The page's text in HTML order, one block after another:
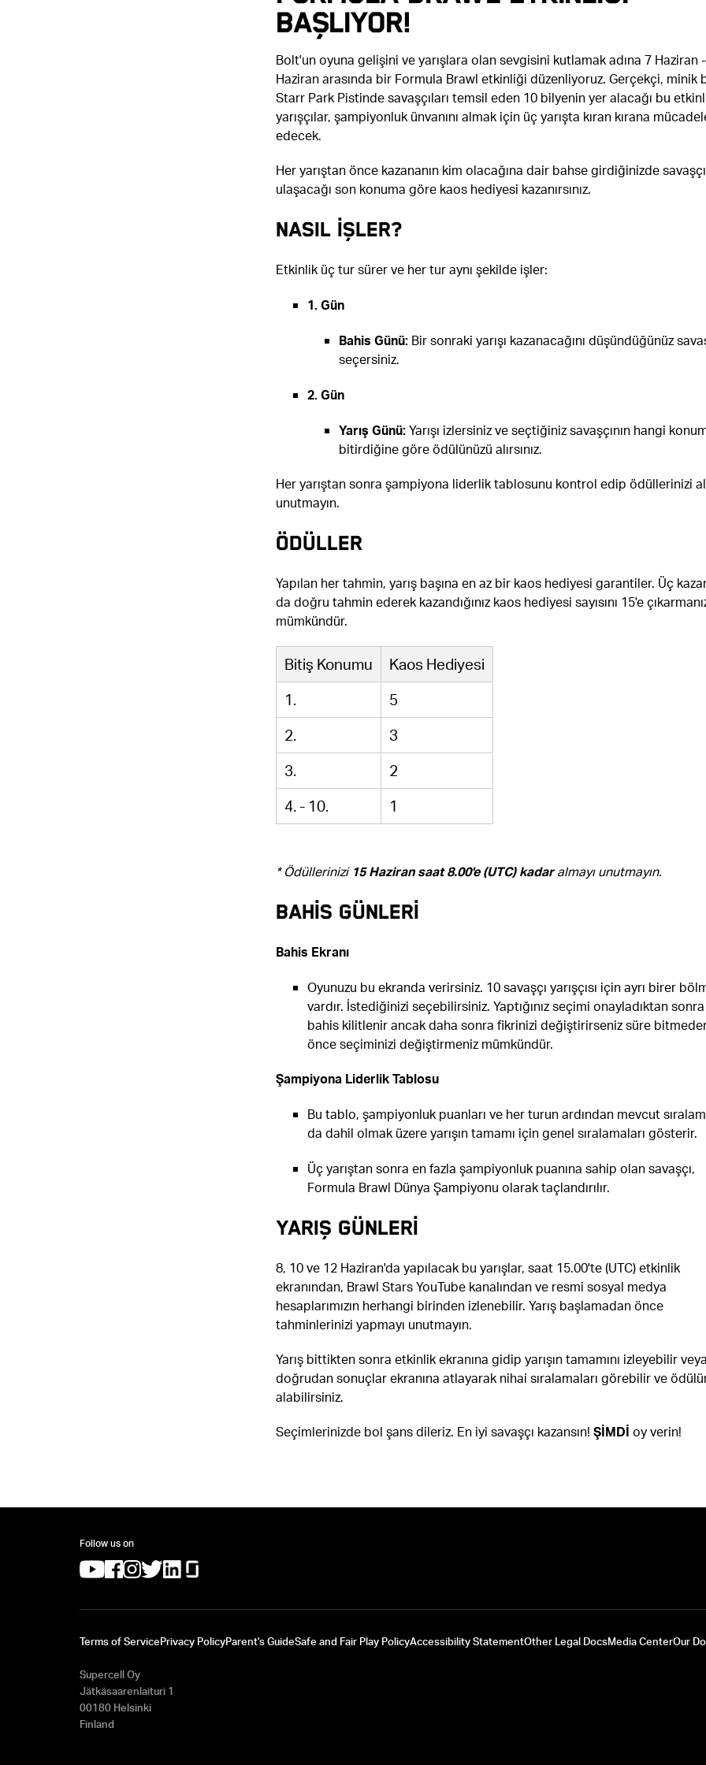
BAŞLIYOR!
Bolt'un oyuna gelişini ve yarışlara olan sevgisini kutlamak adına 7 Haziran
Haziran arasında bir Formula Brawl etkinliği düzenliyoruz. Gerçekçi, minik
Starr Park Pistinde savaşçıları temsil eden 10 bilyenin yer alacağı bu
yarışçılar, şampiyonluk ünvanını almak için üç yarışta kıran kırana
edecek.
Her yarıştan önce kazananın kim olacağına dair bahse girdiğinizde
ulaşacağı son konuma göre kaos hediyesi kazanırsınız.
NASIL İŞLER?
Etkinlik üç tur sürer ve her tur aynı şekilde işler:
1. Gün
Bahis Günü:Bir sonraki yarışı kazanacağını düşündüğünüz
seçersiniz.
2. Gün
Yarış Günü:Yarışı izlersiniz ve seçtiğiniz savaşçının hangi
bitirdiğine göre ödülünüzü alırsınız.
Her yarıştan sonra şampiyona liderlik tablosunu kontrol edip ödüllerinizi
unutmayın.
ÖDÜLLER
Yapılan her tahmin, yarış başına en az bir kaos hediyesi garantiler. Üç
da doğru tahmin ederek kazandığınız kaos hediyesi sayısını 15'e
mümkündür.
Bitiş Konumu
Kaos Hediyesi
1.
5
2.
3
3.
2
4. - 10.
1
* Ödüllerinizi 15 Haziran saat 8.00'e (UTC) kadar almayı unutmayın.
BAHİS GÜNLERİ
Bahis Ekranı
Oyunuzu bu ekranda verirsiniz. 10 savaşçı yarışçısı için ayrı birer
vardır. İstediğinizi seçebilirsiniz. Yaptığınız seçimi onayladıktan sonra
bahis kilitlenir ancak daha sonra fikrinizi değiştirirseniz süre
önce seçiminizi değiştirmeniz mümkündür.
Şampiyona Liderlik Tablosu
Bu tablo, şampiyonluk puanları ve her turun ardından mevcut
da dahil olmak üzere yarışın tamamı için genel sıralamaları gösterir.
Üç yarıştan sonra en fazla şampiyonluk puanına sahip olan savaşçı,
Formula Brawl Dünya Şampiyonu olarak taçlandırılır.
YARIŞ GÜNLERİ
8, 10 ve 12 Haziran'da yapılacak bu yarışlar, saat 15.00'te (UTC) etkinlik
ekranından, Brawl Stars YouTube kanalından ve resmi sosyal medya
hesaplarımızın herhangi birinden izlenebilir. Yarış başlamadan önce
tahminlerinizi yapmayı unutmayın.
Yarış bittikten sonra etkinlik ekranına gidip yarışın tamamını izleyebilir
doğrudan sonuçlar ekranına atlayarak nihai sıralamaları görebilir ve
alabilirsiniz.
Seçimlerinizde bol şans dileriz. En iyi savaşçı kazansın! ŞİMDİ oy verin!
Follow us on
(opens in a new tab)
(opens in a new tab)
(opens in a new tab)
(opens in a new tab)
(opens in a new tab)
Terms of ServicePrivacy PolicyParent's GuideSafe and Fair Play PolicyAccessibility StatementOther Legal DocsMedia CenterOur
Supercell Oy
Jätkäsaarenlaituri 1
00180 Helsinki
Finland